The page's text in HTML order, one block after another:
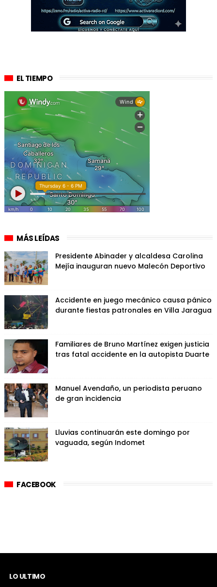
EL TIEMPO
MÁS LEÍDAS
Presidente Abinader y alcaldesa Carolina
Mejía inauguran nuevo Malecón Deportivo
Accidente en juego mecánico causa pánico
durante fiestas patronales en Villa Jaragua
Familiares de Bruno Martínez exigen justicia
tras fatal accidente en la autopista Duarte
Manuel Avendaño, un periodista peruano
de gran incidencia
Lluvias continuarán este domingo por
vaguada, según Indomet
FACEBOOK
LO ULTIMO